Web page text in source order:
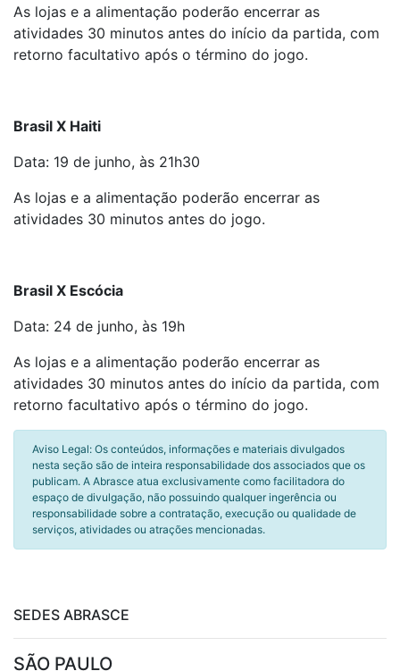
As lojas e a alimentação poderão encerrar as
atividades 30 minutos antes do início da partida, com
retorno facultativo após o término do jogo.
Brasil X Haiti
Data: 19 de junho, às 21h30
As lojas e a alimentação poderão encerrar as
atividades 30 minutos antes do jogo.
Brasil X Escócia
Data: 24 de junho, às 19h
As lojas e a alimentação poderão encerrar as
atividades 30 minutos antes do início da partida, com
retorno facultativo após o término do jogo.
Aviso Legal: Os conteúdos, informações e materiais divulgados
nesta seção são de inteira responsabilidade dos associados que os
publicam. A Abrasce atua exclusivamente como facilitadora do
espaço de divulgação, não possuindo qualquer ingerência ou
responsabilidade sobre a contratação, execução ou qualidade de
serviços, atividades ou atrações mencionadas.
SEDES ABRASCE
SÃO PAULO